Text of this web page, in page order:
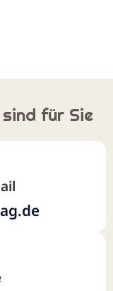
für Sie